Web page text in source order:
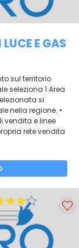
E GAS
sul territorio
seleziona 1 Area
si
nella regione. •
vendita e linee
rete vendita